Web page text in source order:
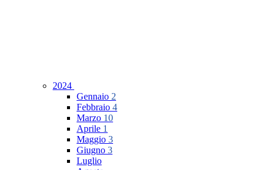
2024
Gennaio 2
Febbraio 4
Marzo 10
Aprile 1
Maggio 3
Giugno 3
Luglio